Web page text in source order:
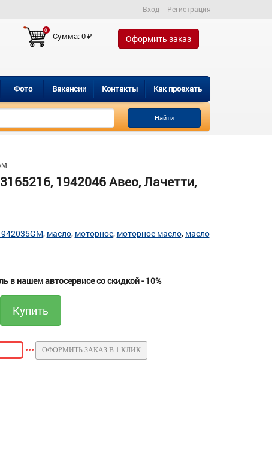
Вход Регистрация
0
Сумма:0₽ Оформить заказ
Фото Вакансии Контакты Как проехать
Найти
1942046 Авео, Лачетти,
масло моторное моторное масло масло
в нашем автосервисе со скидкой - 10%
ОФОРМИТЬ ЗАКАЗ В 1 КЛИК